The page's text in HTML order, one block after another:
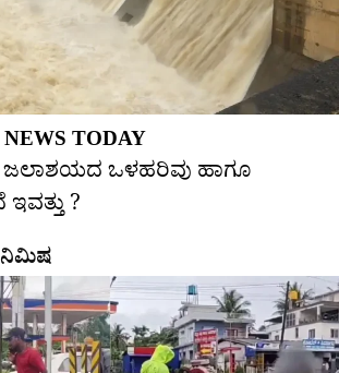
TODAY
ಜಲಾಶಯದ ಒಳಹರಿವು ಹಾಗೂ
?